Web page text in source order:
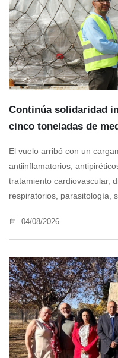
Continúa solidaridad
cinco toneladas de
El vuelo arribó con un
antiinflamatorios,
tratamiento cardiovascular,
respiratorios, parasitología,
04/08/2026